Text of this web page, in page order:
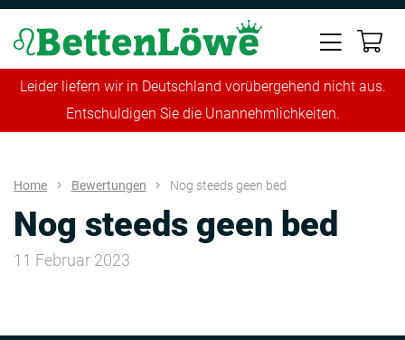
Leider liefern wir in Deutschland vorübergehend nicht aus.
Entschuldigen Sie die Unannehmlichkeiten.
Home Bewertungen Nog steeds geen bed
Nog steeds geen bed
11 Februar 2023